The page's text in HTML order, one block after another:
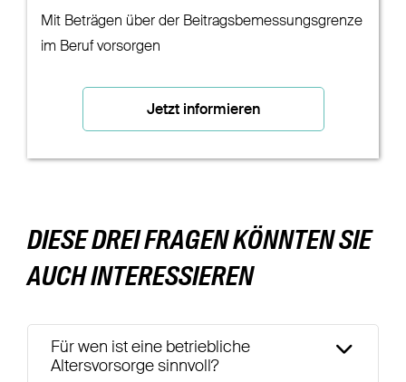
Mit Beträgen über der Beitragsbemessungsgrenze
im Beruf vorsorgen
Jetzt informieren
DIESE DREI FRAGEN KÖNNTEN SIE
AUCH INTERESSIEREN
Für wen ist eine betriebliche
Altersvorsorge sinnvoll?